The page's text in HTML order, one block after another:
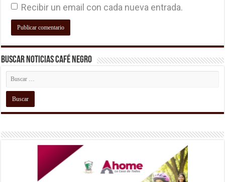
Recibir un email con cada nueva entrada.
Buscar Noticias Café Negro